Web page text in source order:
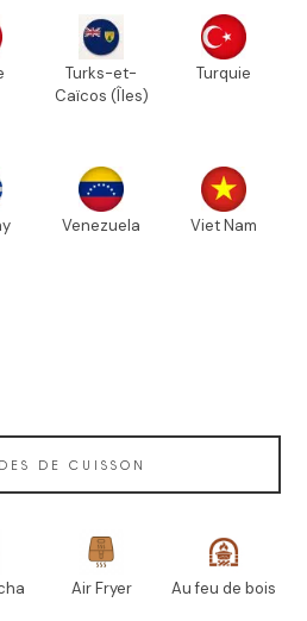
Turks-et-
Caïcos (Îles)
Turquie
Venezuela Viet Nam
DE CUISSON
Air Fryer Au feu de bois